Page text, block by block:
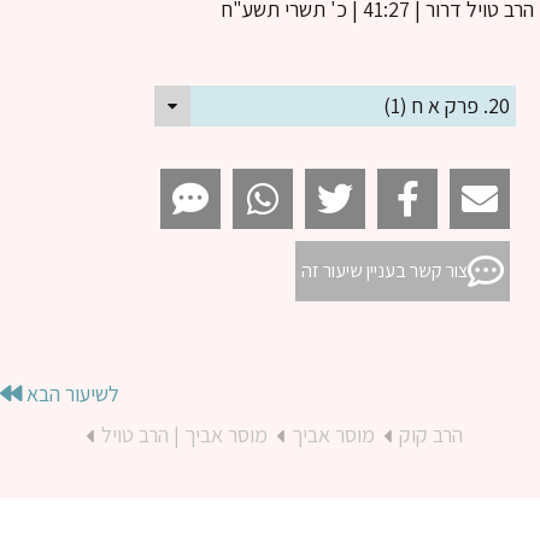
טויל דרור| 41:27 | כ' תשרי תשע"ח
20. פרק א ח (1)
צור קשר בעניין שיעור זה
לשיעור הבא
הרב קוק
מוסר אביך מוסר אביך | הרב טויל